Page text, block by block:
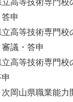
等技術専門校
申
技術専門校の
審議・答申
等技術専門校
県職業能力開